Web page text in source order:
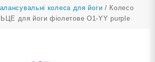
колеса для йоги / Колесо
для йоги фіолетове O1-YY purple